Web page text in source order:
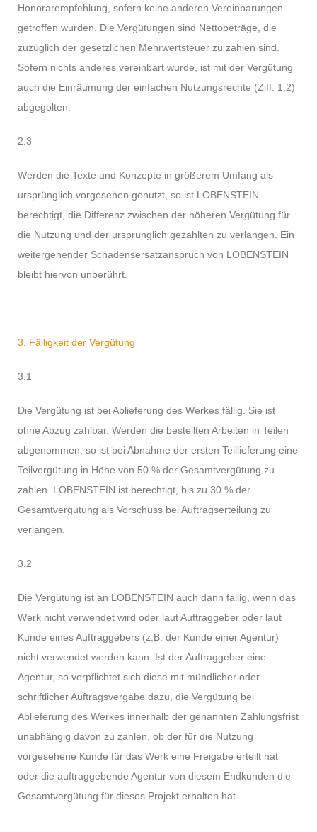
Honorarempfehlung, sofern keine anderen Vereinbarungen
getroffen wurden. Die Vergütungen sind Nettobeträge, die
zuzüglich der gesetzlichen Mehrwertsteuer zu zahlen sind.
Sofern nichts anderes vereinbart wurde, ist mit der Vergütung
auch die Einräumung der einfachen Nutzungsrechte (Ziff. 1.2)
abgegolten.
2.3
Werden die Texte und Konzepte in größerem Umfang als
ursprünglich vorgesehen genutzt, so ist LOBENSTEIN
berechtigt, die Differenz zwischen der höheren Vergütung für
die Nutzung und der ursprünglich gezahlten zu verlangen. Ein
weitergehender Schadensersatzanspruch von LOBENSTEIN
bleibt hiervon unberührt.
3. Fälligkeit der Vergütung
3.1
Die Vergütung ist bei Ablieferung des Werkes fällig. Sie ist
ohne Abzug zahlbar. Werden die bestellten Arbeiten in Teilen
abgenommen, so ist bei Abnahme der ersten Teillieferung eine
Teilvergütung in Höhe von 50 % der Gesamtvergütung zu
zahlen. LOBENSTEIN ist berechtigt, bis zu 30 % der
Gesamtvergütung als Vorschuss bei Auftragserteilung zu
verlangen.
3.2
Die Vergütung ist an LOBENSTEIN auch dann fällig, wenn das
Werk nicht verwendet wird oder laut Auftraggeber oder laut
Kunde eines Auftraggebers (z.B. der Kunde einer Agentur)
nicht verwendet werden kann. Ist der Auftraggeber eine
Agentur, so verpflichtet sich diese mit mündlicher oder
schriftlicher Auftragsvergabe dazu, die Vergütung bei
Ablieferung des Werkes innerhalb der genannten Zahlungsfrist
unabhängig davon zu zahlen, ob der für die Nutzung
vorgesehene Kunde für das Werk eine Freigabe erteilt hat
oder die auftraggebende Agentur von diesem Endkunden die
Gesamtvergütung für dieses Projekt erhalten hat.